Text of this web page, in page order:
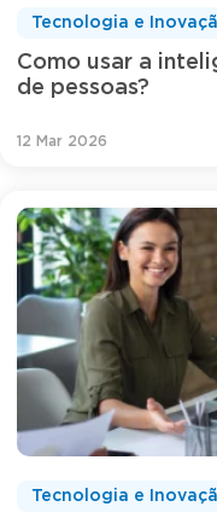
Como usar a
de pessoas?
Tecnologia e
12 Mar 2026
Tecnologia e